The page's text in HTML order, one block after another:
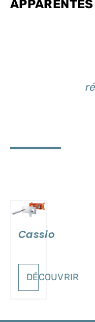
APPARENTÉS
Cassio
DÉCOUVRIR